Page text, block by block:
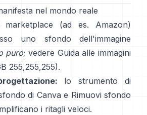
nel mondo reale
(ad es. Amazon)
uno sfondo dell'immagine
puro; vedere Guida alle immagini
255,255,255).
lostrumento di
di Canvae Rimuovi sfondo
i ritagli veloci.